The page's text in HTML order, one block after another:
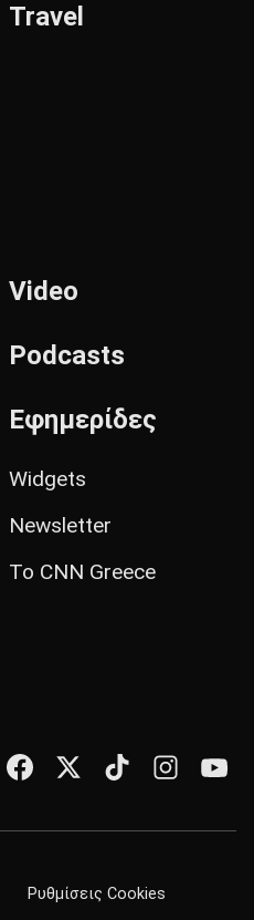
Travel
Video
Podcasts
Εφημερίδες
Widgets
Newsletter
Το CNN Greece
Ρυθμίσεις Cookies